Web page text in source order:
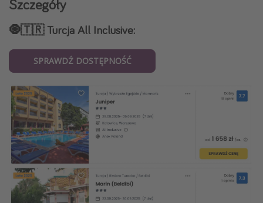
Szczegóły
🧿🇹🇷 Turcja All Inclusive:
SPRAWDŹ DOSTĘPNOŚĆ